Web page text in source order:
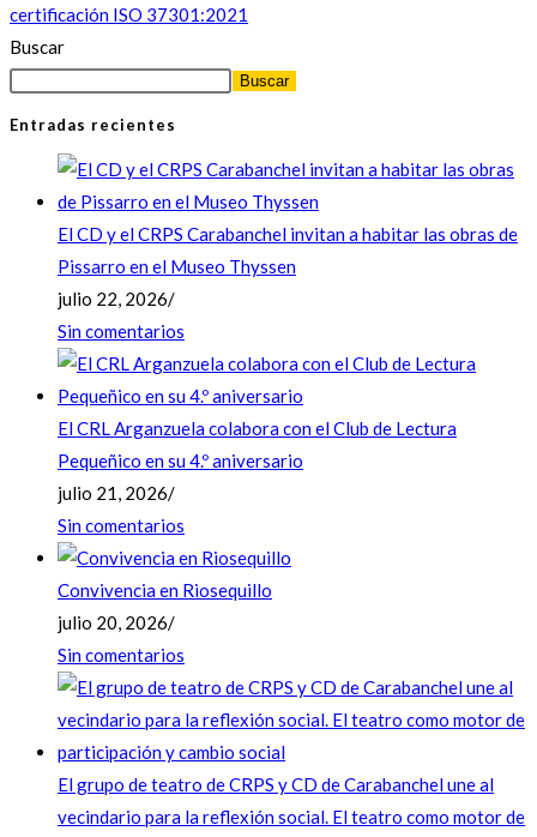
certificación ISO 37301:2021
Buscar
Buscar
Entradas recientes
El CD y el CRPS Carabanchel invitan a habitar las obras de
Pissarro en el Museo Thyssen
julio 22, 2026/
Sin comentarios
El CRL Arganzuela colabora con el Club de Lectura
Pequeñico en su 4.º aniversario
julio 21, 2026/
Sin comentarios
Convivencia en Riosequillo
julio 20, 2026/
Sin comentarios
El grupo de teatro de CRPS y CD de Carabanchel une al
vecindario para la reflexión social. El teatro como motor de